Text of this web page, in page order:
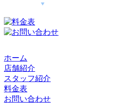
ホーム
店舗紹介
スタッフ紹介
料金表
お問い合わせ